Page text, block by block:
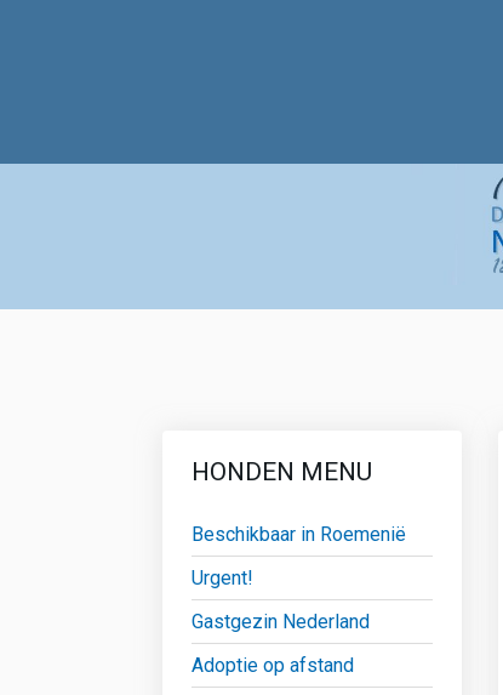
HONDEN MENU
Beschikbaar in Roemenië
Urgent!
Gastgezin Nederland
Adoptie op afstand